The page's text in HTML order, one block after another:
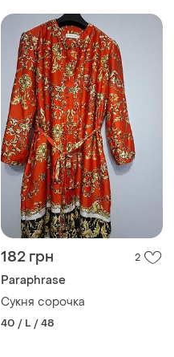
182 грн 2
Paraphrase
Сукня сорочка
40 / L / 48